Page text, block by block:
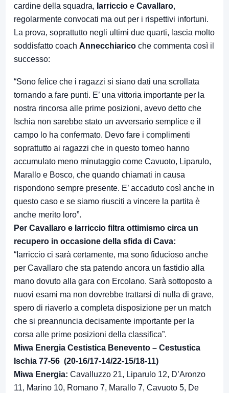
cardine della squadra, Iarriccio e Cavallaro,
regolarmente convocati ma out per i rispettivi infortuni.
La prova, soprattutto negli ultimi due quarti, lascia molto
soddisfatto coach Annecchiarico che commenta così il
successo:
“Sono felice che i ragazzi si siano dati una scrollata
tornando a fare punti. E’ una vittoria importante per la
nostra rincorsa alle prime posizioni, avevo detto che
Ischia non sarebbe stato un avversario semplice e il
campo lo ha confermato. Devo fare i complimenti
soprattutto ai ragazzi che in questo torneo hanno
accumulato meno minutaggio come Cavuoto, Liparulo,
Marallo e Bosco, che quando chiamati in causa
rispondono sempre presente. E’ accaduto così anche in
questo caso e se siamo riusciti a vincere la partita è
anche merito loro”.
Per Cavallaro e Iarriccio filtra ottimismo circa un
recupero in occasione della sfida di Cava:
“Iarriccio ci sarà certamente, ma sono fiducioso anche
per Cavallaro che sta patendo ancora un fastidio alla
mano dovuto alla gara con Ercolano. Sarà sottoposto a
nuovi esami ma non dovrebbe trattarsi di nulla di grave,
spero di riaverlo a completa disposizione per un match
che si preannuncia decisamente importante per la
corsa alle prime posizioni della classifica”.
Miwa Energia Cestistica Benevento – Cestustica
Ischia 77-56 (20-16/17-14/22-15/18-11)
Miwa Energia: Cavalluzzo 21, Liparulo 12, D’Aronzo
11, Marino 10, Romano 7, Marallo 7, Cavuoto 5, De